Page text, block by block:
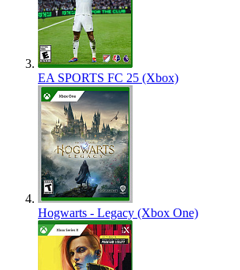
EA SPORTS FC 25 (Xbox)
Hogwarts - Legacy (Xbox One)